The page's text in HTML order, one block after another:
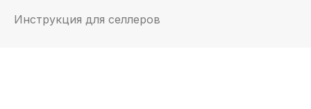
Инструкция для селлеров